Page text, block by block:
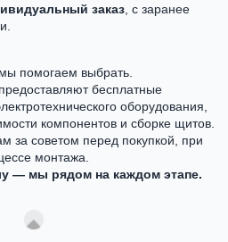
заказ , с заранее
помогаем выбрать.
предоставляют бесплатные
оборудования,
компонентов и сборке щитов.
за советом перед покупкой, при
монтажа.
— мы рядом на каждом этапе.